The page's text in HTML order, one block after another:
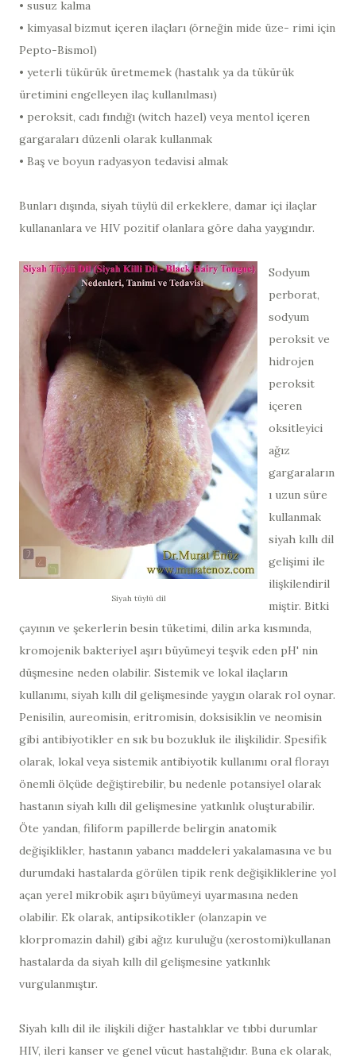
• susuz kalma
• kimyasal bizmut içeren ilaçları (örneğin mide üze- rimi için
Pepto-Bismol)
• yeterli tükürük üretmemek (hastalık ya da tükürük
üretimini engelleyen ilaç kullanılması)
• peroksit, cadı fındığı (witch hazel) veya mentol içeren
gargaraları düzenli olarak kullanmak
• Baş ve boyun radyasyon tedavisi almak
Bunları dışında, siyah tüylü dil erkeklere, damar içi ilaçlar
kullananlara ve HIV pozitif olanlara göre daha yaygındır.
Siyah tüylü dil
Sodyum
perborat,
sodyum
peroksit ve
hidrojen
peroksit
içeren
oksitleyici
ağız
gargaraların
ı uzun süre
kullanmak
siyah kıllı dil
gelişimi ile
ilişkilendiril
miştir. Bitki
çayının ve şekerlerin besin tüketimi, dilin arka kısmında,
kromojenik bakteriyel aşırı büyümeyi teşvik eden pH' nin
düşmesine neden olabilir. Sistemik ve lokal ilaçların
kullanımı, siyah kıllı dil gelişmesinde yaygın olarak rol oynar.
Penisilin, aureomisin, eritromisin, doksisiklin ve neomisin
gibi antibiyotikler en sık bu bozukluk ile ilişkilidir. Spesifik
olarak, lokal veya sistemik antibiyotik kullanımı oral florayı
önemli ölçüde değiştirebilir, bu nedenle potansiyel olarak
hastanın siyah kıllı dil gelişmesine yatkınlık oluşturabilir.
Öte yandan, filiform papillerde belirgin anatomik
değişiklikler, hastanın yabancı maddeleri yakalamasına ve bu
durumdaki hastalarda görülen tipik renk değişikliklerine yol
açan yerel mikrobik aşırı büyümeyi uyarmasına neden
olabilir. Ek olarak, antipsikotikler (olanzapin ve
klorpromazin dahil) gibi ağız kuruluğu (xerostomi)kullanan
hastalarda da siyah kıllı dil gelişmesine yatkınlık
vurgulanmıştır.
Siyah kıllı dil ile ilişkili diğer hastalıklar ve tıbbi durumlar
HIV, ileri kanser ve genel vücut hastalığıdır. Buna ek olarak,